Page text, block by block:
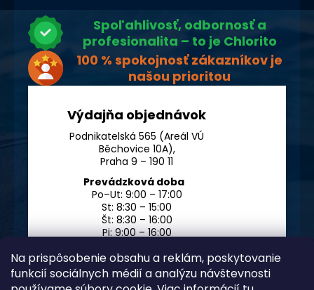
Na prispôsobenie obsahu a reklám, poskytovanie
funkcií sociálnych médií a analýzu návštevnosti
Spoľahlivosť, odbornosť a
profesionalita – to je Chlorito
100 % spokojnosť zákazníkov je
našou prioritou
Výdajňa objednávok
Podnikatelská 565 (Areál VÚ
Běchovice 10A),
Praha 9 – 190 11
Prevádzková doba
Po–Ut: 9:00 – 17:00
St: 8:30 – 15:00
Št: 8:30 – 16:00
Pi: 9:00 – 16:00